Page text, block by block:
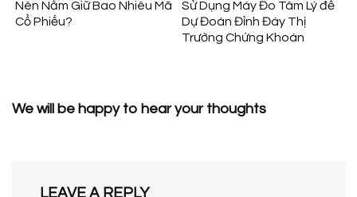
Nên Nắm Giữ Bao Nhiêu Mã
Cổ Phiếu?
Sử Dụng Máy Đo Tâm Lý để
Dự Đoán Đỉnh Đáy Thị
Trường Chứng Khoán
We will be happy to hear your thoughts
LEAVE A REPLY